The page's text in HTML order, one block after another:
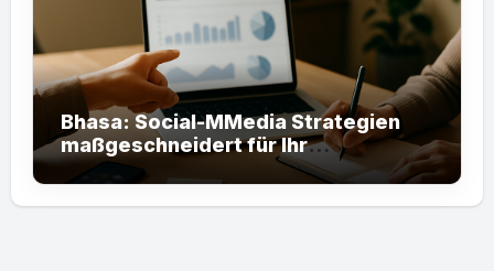
Bhasa: Social-MMedia Strategien
maßgeschneidert für Ihr
Unternehmen